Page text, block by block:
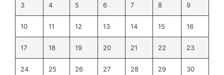
3 4 5 6 7 8 9
10 11 12 13 14 15 16
17 18 19 20 21 22 23
24 25 26 27 28 29 30